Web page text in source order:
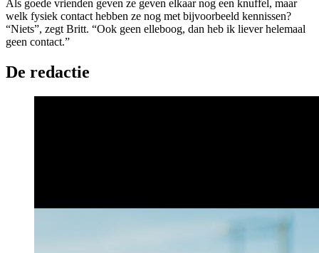
Als goede vrienden geven ze geven elkaar nog een knuffel, maar
welk fysiek contact hebben ze nog met bijvoorbeeld kennissen?
“Niets”, zegt Britt. “Ook geen elleboog, dan heb ik liever helemaal
geen contact.”
De redactie